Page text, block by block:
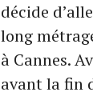
décide
long
à Cannes.
avant la fin